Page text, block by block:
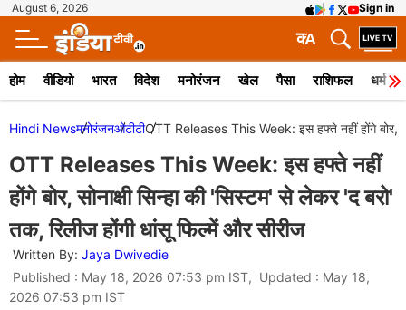
August 6, 2026 Sign in
A
क
होम वीडियो भारत विदेश मनोरंजन खेल पैसा राशिफल धर्म
Hindi NewsमनोरंजनओटीटीOTT Releases This Week: इस हफ्ते नहीं होंगे बोर,
OTT Releases This Week: इस हफ्ते नहीं
होंगे बोर, सोनाक्षी सिन्हा की 'सिस्टम' से लेकर 'द बरो'
तक, रिलीज होंगी धांसू फिल्में और सीरीज
Written By: Jaya Dwivedie
Published : May 18, 2026 07:53 pm IST, Updated : May 18,
2026 07:53 pm IST